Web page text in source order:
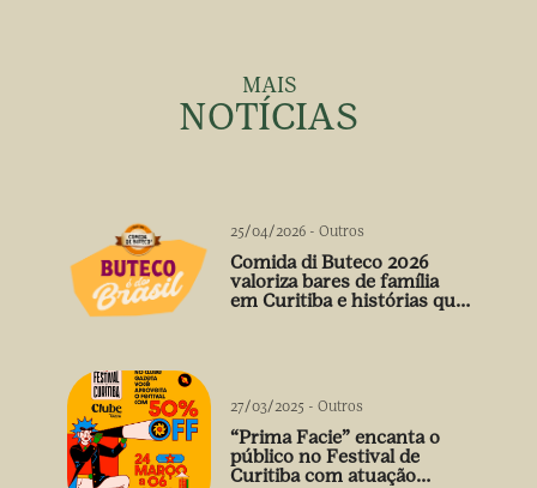
MAIS
NOTÍCIAS
25/04/2026 - Outros
Comida di Buteco 2026
valoriza bares de família
em Curitiba e histórias que
27/03/2025 - Outros
“Prima Facie” encanta o
público no Festival de
Curitiba com atuação